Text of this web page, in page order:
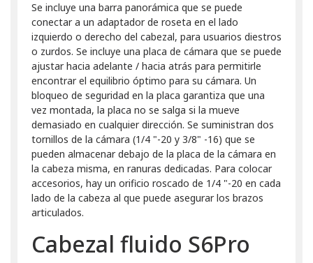
Se incluye una barra panorámica que se puede
conectar a un adaptador de roseta en el lado
izquierdo o derecho del cabezal, para usuarios diestros
o zurdos. Se incluye una placa de cámara que se puede
ajustar hacia adelante / hacia atrás para permitirle
encontrar el equilibrio óptimo para su cámara. Un
bloqueo de seguridad en la placa garantiza que una
vez montada, la placa no se salga si la mueve
demasiado en cualquier dirección. Se suministran dos
tornillos de la cámara (1/4 "-20 y 3/8" -16) que se
pueden almacenar debajo de la placa de la cámara en
la cabeza misma, en ranuras dedicadas. Para colocar
accesorios, hay un orificio roscado de 1/4 "-20 en cada
lado de la cabeza al que puede asegurar los brazos
articulados.
Cabezal fluido S6Pro